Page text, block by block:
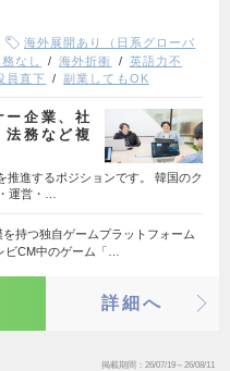
海外展開あり（日系グローバ
なし 海外折衝
英語力不
員直下 副業してもOK
ー企業、社
法務など複
推進するポジションです。 韓国のク
運営・…
持つ独自ゲームプラットフォーム
ビCM中のゲーム「…
詳細へ
掲載期間 26/07/19～26/08/11